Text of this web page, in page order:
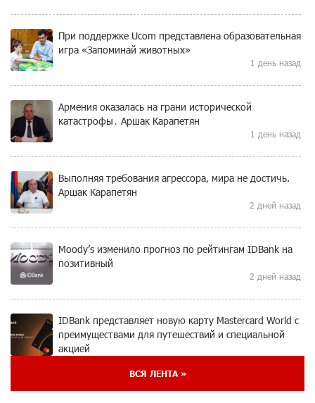
При поддержке Ucom представлена образовательная
игра «Запоминай животных»
1 день назад
Армения оказалась на грани исторической
катастрофы․ Аршак Карапетян
1 день назад
Выполняя требования агрессора, мира не достичь.
Аршак Карапетян
2 дней назад
Moody’s изменило прогноз по рейтингам IDBank на
позитивный
2 дней назад
IDBank представляет новую карту Mastercard World с
преимуществами для путешествий и специальной
акцией
ВСЯ ЛЕНТА »